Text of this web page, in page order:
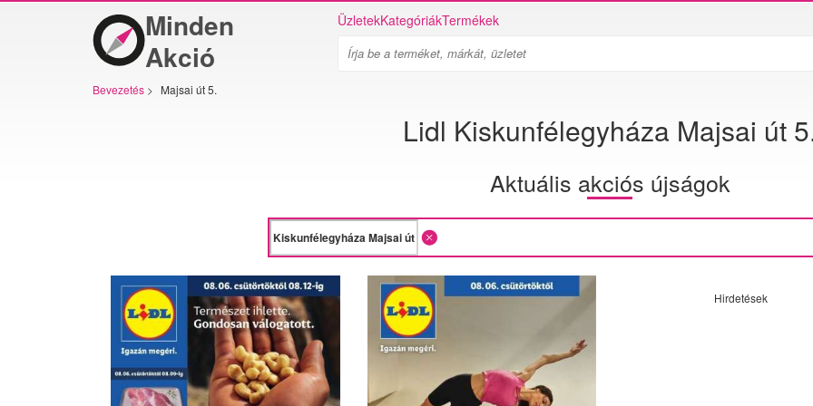
Minden
Akció
ÜzletekKategóriákTermékek
Bevezetés > Majsai út 5.
Lidl Kiskunfélegyháza Majsai út
Aktuális akciós újságok
Hirdetések